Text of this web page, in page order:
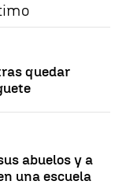
quedar
abuelos y a
una escuela